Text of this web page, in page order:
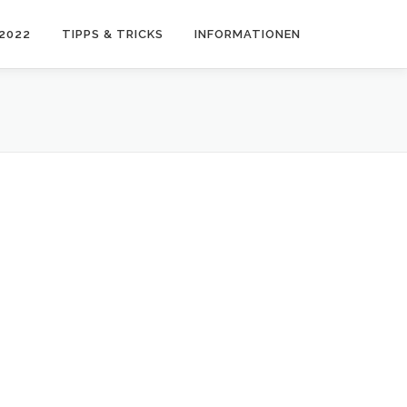
TIPPS & TRICKS INFORMATIONEN